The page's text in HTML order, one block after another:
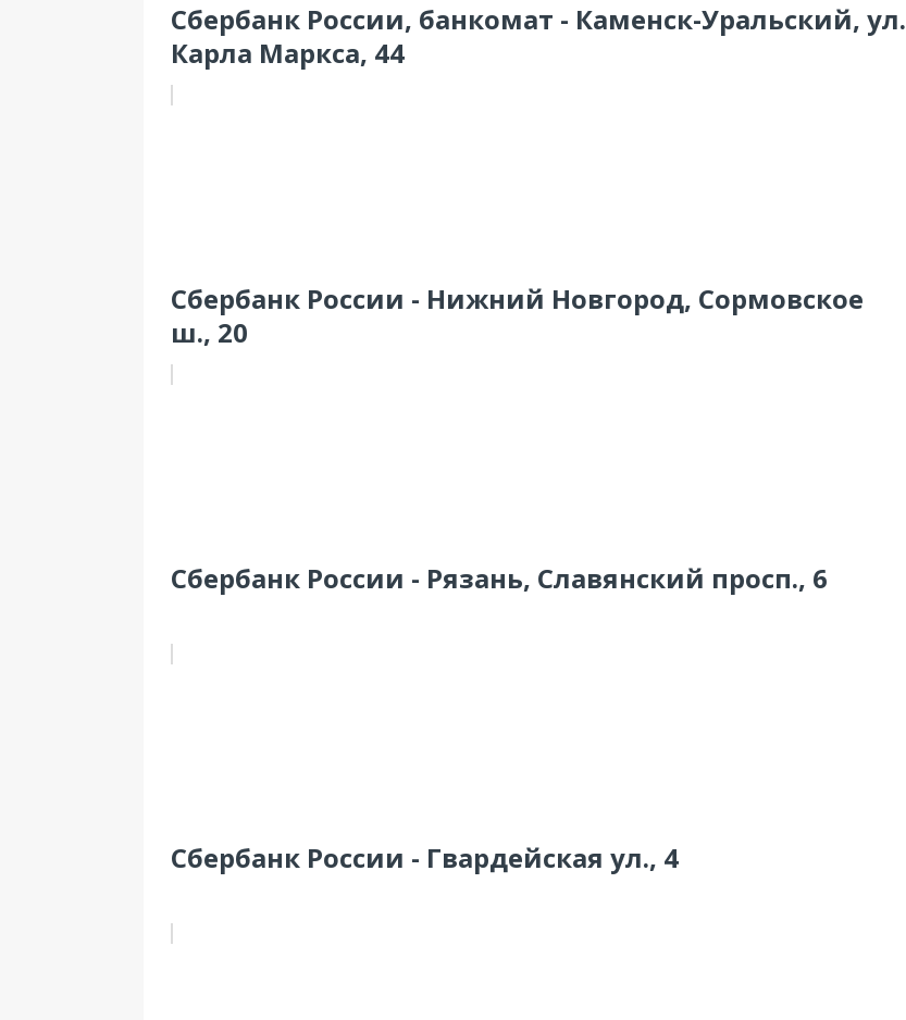
Сбербанк России, банкомат - Каменск-Уральский, ул.
Карла Маркса, 44
Сбербанк России - Нижний Новгород, Сормовское
ш., 20
Сбербанк России - Рязань, Славянский просп., 6
Сбербанк России - Гвардейская ул., 4